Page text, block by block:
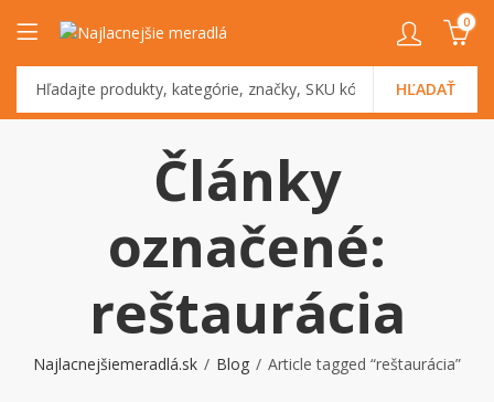
0
HĽADAŤ
Články
označené:
reštaurácia
Najlacnejšiemeradlá.sk Blog Article tagged “reštaurácia”